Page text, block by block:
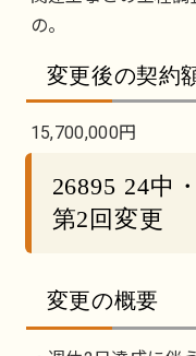
の。
変更後の契約
15,700,000円
26895 24中
第2回変更
変更の概要